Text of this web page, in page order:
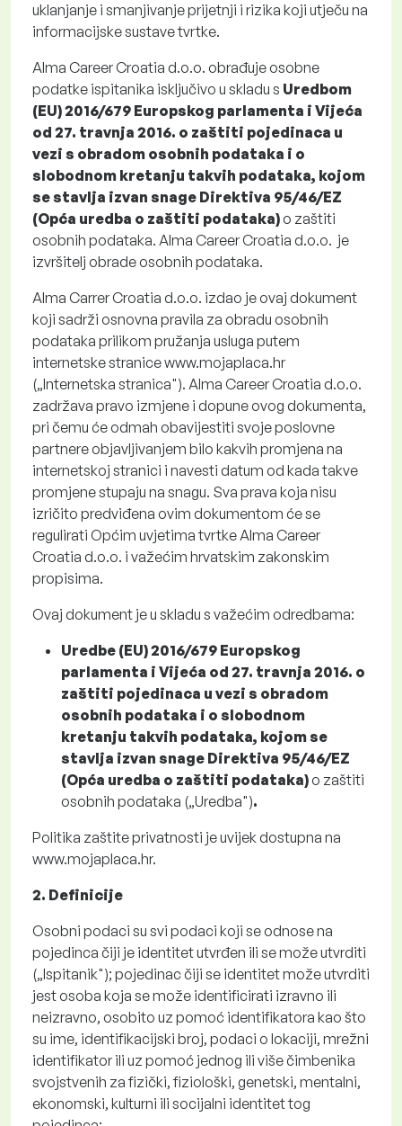
uklanjanje i smanjivanje prijetnji i rizika koji utječu na
informacijske sustave tvrtke.
Alma Career Croatia d.o.o. obrađuje osobne
podatke ispitanika isključivo u skladu s Uredbom
(EU) 2016/679 Europskog parlamenta i Vijeća
od 27. travnja 2016. o zaštiti pojedinaca u
vezi s obradom osobnih podataka i o
slobodnom kretanju takvih podataka, kojom
se stavlja izvan snage Direktiva 95/46/EZ
(Opća uredba o zaštiti podataka)o zaštiti
osobnih podataka. Alma Career Croatia d.o.o. je
izvršitelj obrade osobnih podataka.
Alma Carrer Croatia d.o.o. izdao je ovaj dokument
koji sadrži osnovna pravila za obradu osobnih
podataka prilikom pružanja usluga putem
internetske stranice www.mojaplaca.hr
(„Internetska stranica"). Alma Career Croatia d.o.o.
zadržava pravo izmjene i dopune ovog dokumenta,
pri čemu će odmah obavijestiti svoje poslovne
partnere objavljivanjem bilo kakvih promjena na
internetskoj stranici i navesti datum od kada takve
promjene stupaju na snagu. Sva prava koja nisu
izričito predviđena ovim dokumentom će se
regulirati Općim uvjetima tvrtke Alma Career
Croatia d.o.o. i važećim hrvatskim zakonskim
propisima.
Ovaj dokument je u skladu s važećim odredbama:
Uredbe (EU) 2016/679 Europskog
parlamenta i Vijeća od 27. travnja 2016. o
zaštiti pojedinaca u vezi s obradom
osobnih podataka i o slobodnom
kretanju takvih podataka, kojom se
stavlja izvan snage Direktiva 95/46/EZ
(Opća uredba o zaštiti podataka)o zaštiti
osobnih podataka („Uredba").
Politika zaštite privatnosti je uvijek dostupna na
www.mojaplaca.hr.
2. Definicije
Osobni podaci su svi podaci koji se odnose na
pojedinca čiji je identitet utvrđen ili se može utvrditi
(„Ispitanik"); pojedinac čiji se identitet može utvrditi
jest osoba koja se može identificirati izravno ili
neizravno, osobito uz pomoć identifikatora kao što
su ime, identifikacijski broj, podaci o lokaciji, mrežni
identifikator ili uz pomoć jednog ili više čimbenika
svojstvenih za fizički, fiziološki, genetski, mentalni,
ekonomski, kulturni ili socijalni identitet tog